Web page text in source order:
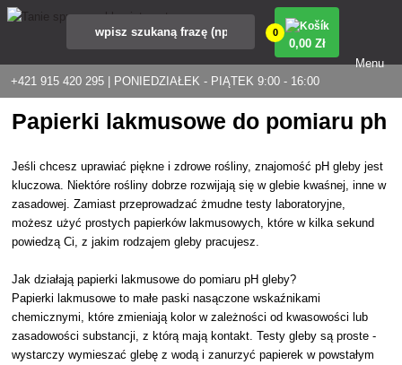
+421 915 420 295 | PONIEDZIAŁEK - PIĄTEK 9:00 - 16:00
0
0,00 Zł
Menu
Papierki lakmusowe do pomiaru ph
Jeśli chcesz uprawiać piękne i zdrowe rośliny, znajomość pH gleby jest
kluczowa. Niektóre rośliny dobrze rozwijają się w glebie kwaśnej, inne w
zasadowej. Zamiast przeprowadzać żmudne testy laboratoryjne,
możesz użyć prostych papierków lakmusowych, które w kilka sekund
powiedzą Ci, z jakim rodzajem gleby pracujesz.
Jak działają papierki lakmusowe do pomiaru pH gleby?
Papierki lakmusowe to małe paski nasączone wskaźnikami
chemicznymi, które zmieniają kolor w zależności od kwasowości lub
zasadowości substancji, z którą mają kontakt. Testy gleby są proste -
wystarczy wymieszać glebę z wodą i zanurzyć papierek w powstałym